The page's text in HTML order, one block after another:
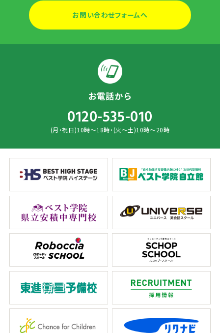
お問い合わせフォームへ
お電話から
0120-535-010
(月・祝日)10時～18時・(火～土)10時～20時